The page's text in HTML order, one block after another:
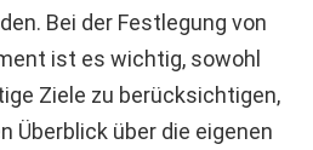
Bei der Festlegung von
ist es wichtig, sowohl
Ziele zu berücksichtigen,
Überblick über die eigenen